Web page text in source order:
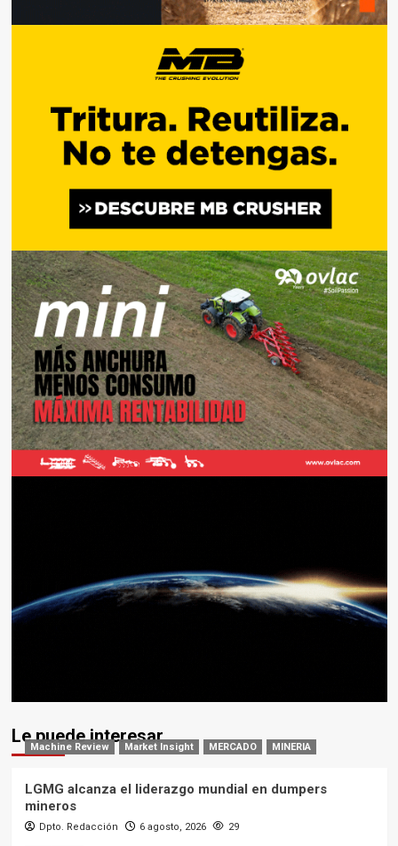
Le puede interesar
Machine Review Market Insight MERCADO MINERIA
LGMG alcanza el liderazgo mundial en dumpers
mineros
Dpto. Redacción 6 agosto, 2026 29